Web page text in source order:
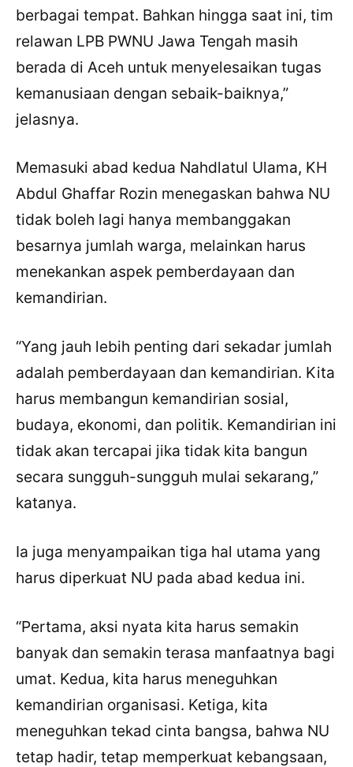
berbagai tempat. Bahkan hingga saat ini, tim
relawan LPB PWNU Jawa Tengah masih
berada di Aceh untuk menyelesaikan tugas
kemanusiaan dengan sebaik-baiknya,”
jelasnya.
Memasuki abad kedua Nahdlatul Ulama, KH
Abdul Ghaffar Rozin menegaskan bahwa NU
tidak boleh lagi hanya membanggakan
besarnya jumlah warga, melainkan harus
menekankan aspek pemberdayaan dan
kemandirian.
“Yang jauh lebih penting dari sekadar jumlah
adalah pemberdayaan dan kemandirian. Kita
harus membangun kemandirian sosial,
budaya, ekonomi, dan politik. Kemandirian ini
tidak akan tercapai jika tidak kita bangun
secara sungguh-sungguh mulai sekarang,”
katanya.
Ia juga menyampaikan tiga hal utama yang
harus diperkuat NU pada abad kedua ini.
“Pertama, aksi nyata kita harus semakin
banyak dan semakin terasa manfaatnya bagi
umat. Kedua, kita harus meneguhkan
kemandirian organisasi. Ketiga, kita
meneguhkan tekad cinta bangsa, bahwa NU
tetap hadir, tetap memperkuat kebangsaan,